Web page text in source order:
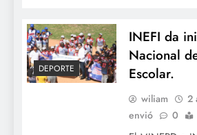
DEPORTE
INEFI da
Nacional
Escolar.
wiliam
2
envió
0